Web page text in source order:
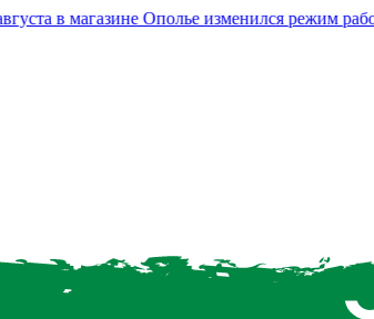
в магазине Ополье изменился режим работы.